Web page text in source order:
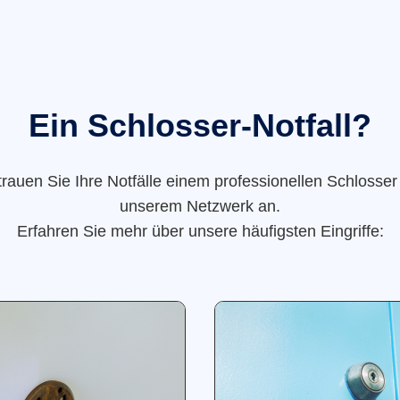
Ein Schlosser-Notfall?
Sie Ihre Notfälle einem professionellen
unserem Netzwerk an.
Erfahren Sie mehr über unsere häufigsten Eingriffe: